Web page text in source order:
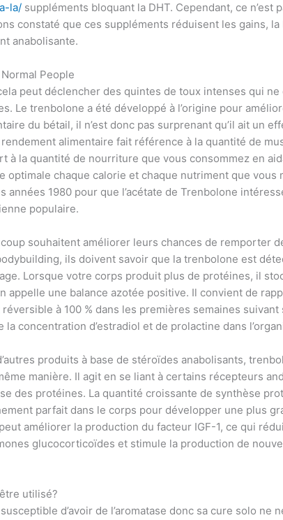
la/ suppléments bloquant la DHT. Cependant, ce n’est
constaté que ces suppléments réduisent les gains, la
anabolisante.
People
peut déclencher des quintes de toux intenses qui ne
Le trenbolone a été développé à l’origine pour
du bétail, il n’est donc pas surprenant qu’il ait un
rendement alimentaire fait référence à la quantité de
à la quantité de nourriture que vous consommez en
optimale chaque calorie et chaque nutriment que vous
années 1980 pour que l’acétate de Trenbolone
populaire.
souhaitent améliorer leurs chances de remporter
ils doivent savoir que la trenbolone est
Lorsque votre corps produit plus de protéines, il
appelle une balance azotée positive. Il convient de
à 100 % dans les premières semaines suivant
concentration d’estradiol et de prolactine dans
produits à base de stéroïdes anabolisants,
manière. Il agit en se liant à certains récepteurs
des protéines. La quantité croissante de synthèse
parfait dans le corps pour développer une plus
améliorer la production du facteur IGF-1, ce qui
glucocorticoïdes et stimule la production de
utilisé?
d’avoir de l’aromatase donc sa cure solo ne